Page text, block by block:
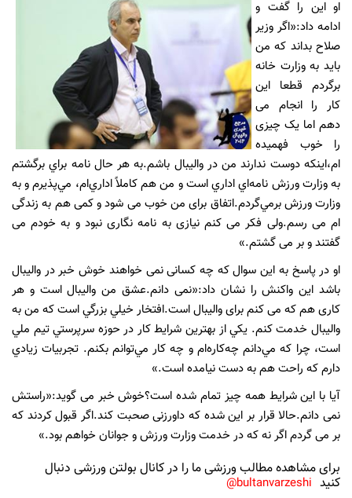
او این را گفت و
ادامه داد:«اگر وزیر
صلاح بداند که من
باید به وزارت خانه
برگردم قطعا این
کار را انجام می
دهم اما یک چیزی
را خوب فهمیده
ام،اینکه دوست ندارند من در والیبال باشم.به‌ هر ‌حال نامه براي برگشتم
به وزارت ورزش نامه‌اي اداري است و من هم كاملاً اداري‌ام، مي‌پذيرم و به
وزارت ورزش برمي‌گردم.اتفاق برای من خوب می شود و کمی هم به زندگی
ام می رسم.ولی فکر می کنم نیازی به نامه نگاری نبود و به خودم می
گفتند و بر می گشتم.»
او در پاسخ به این سوال که چه کسانی نمی خواهند خوش خبر در والیبال
باشد این واکنش را نشان داد:«نمی دانم.عشق من والیبال است و هر
کاری هم که می کنم برای والیبال است.افتخار خيلي بزرگي است كه من به
واليبال خدمت كنم. يكي از بهترين شرايط كار در حوزه سرپرستي تيم ‌ملي
است، چرا كه مي‌دانم چه‌كاره‌ام و چه كار مي‌توانم بكنم. تجربيات زيادي
دارم كه راحت هم به‌ دست نيامده است.
»
آیا با این شرایط همه چیز تمام شده است؟خوش خبر می گوید:«راستش
نمی دانم.حالا قرار بر این شده که داورزنی صحبت کند.اگر قبول کردند که
بر می گردم اگر نه که در خدمت وزارت ورزش و جوانان خواهم بود.»
برای مشاهده مطالب ورزشی ما را در کانال بولتن ورزشی دنبال
کنید bultanvarzeshi@